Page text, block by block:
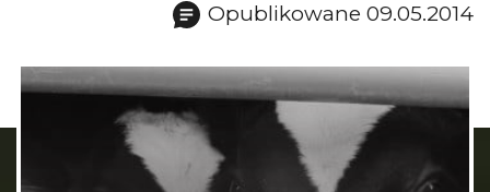
Opublikowane 09.05.2014